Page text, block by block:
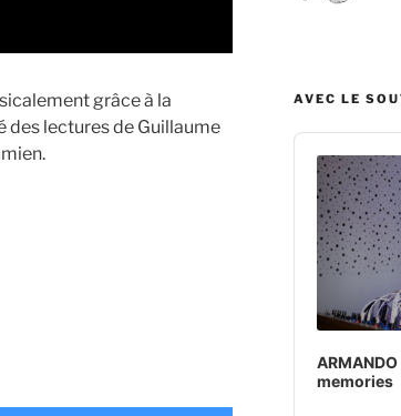
grâce à la
lectures de Guillaume
AVEC LE
Audio
Player
memories